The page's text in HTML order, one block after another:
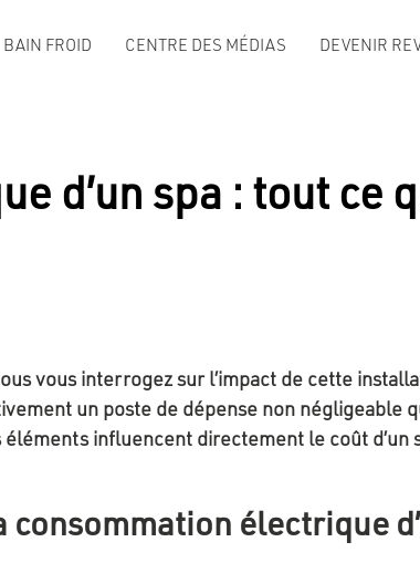
BAIN FROID CENTRE DES MÉDIAS DEVENIR
d’un spa : tout ce
vous interrogez sur l’impact de cette
un poste de dépense non négligeable
influencent directement le coût d’un
électrique